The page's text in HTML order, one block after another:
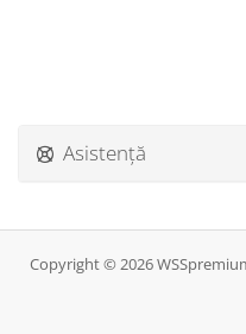
Asistență
Copyright © 2026